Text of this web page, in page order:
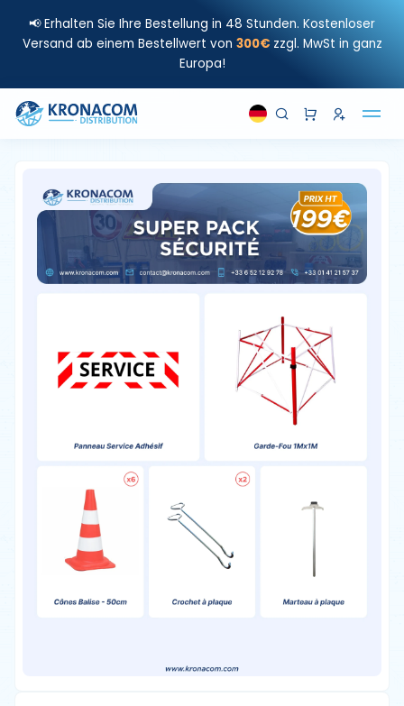
📢 Erhalten Sie Ihre Bestellung in 48 Stunden. Kostenloser
Versand ab einem Bestellwert von 300€ zzgl. MwSt in ganz
Europa!